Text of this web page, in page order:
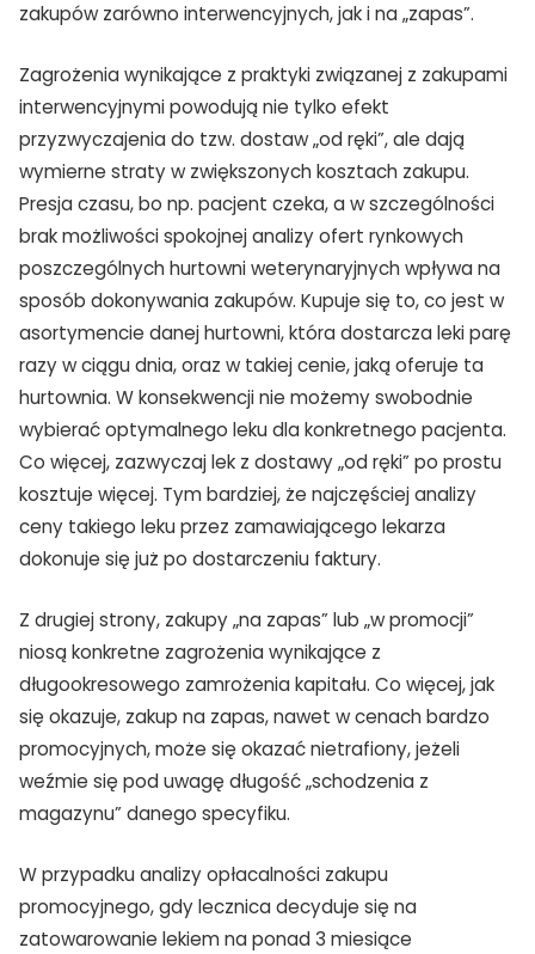
zakupów zarówno interwencyjnych, jak i na „zapas”.
Zagrożenia wynikające z praktyki związanej z zakupami
interwencyjnymi powodują nie tylko efekt
przyzwyczajenia do tzw. dostaw „od ręki”, ale dają
wymierne straty w zwiększonych kosztach zakupu.
Presja czasu, bo np. pacjent czeka, a w szczególności
brak możliwości spokojnej analizy ofert rynkowych
poszczególnych hurtowni weterynaryjnych wpływa na
sposób dokonywania zakupów. Kupuje się to, co jest w
asortymencie danej hurtowni, która dostarcza leki parę
razy w ciągu dnia, oraz w takiej cenie, jaką oferuje ta
hurtownia. W konsekwencji nie możemy swobodnie
wybierać optymalnego leku dla konkretnego pacjenta.
Co więcej, zazwyczaj lek z dostawy „od ręki” po prostu
kosztuje więcej. Tym bardziej, że najczęściej analizy
ceny takiego leku przez zamawiającego lekarza
dokonuje się już po dostarczeniu faktury.
Z drugiej strony, zakupy „na zapas” lub „w promocji”
niosą konkretne zagrożenia wynikające z
długookresowego zamrożenia kapitału. Co więcej, jak
się okazuje, zakup na zapas, nawet w cenach bardzo
promocyjnych, może się okazać nietrafiony, jeżeli
weźmie się pod uwagę długość „schodzenia z
magazynu” danego specyfiku.
W przypadku analizy opłacalności zakupu
promocyjnego, gdy lecznica decyduje się na
zatowarowanie lekiem na ponad 3 miesiące